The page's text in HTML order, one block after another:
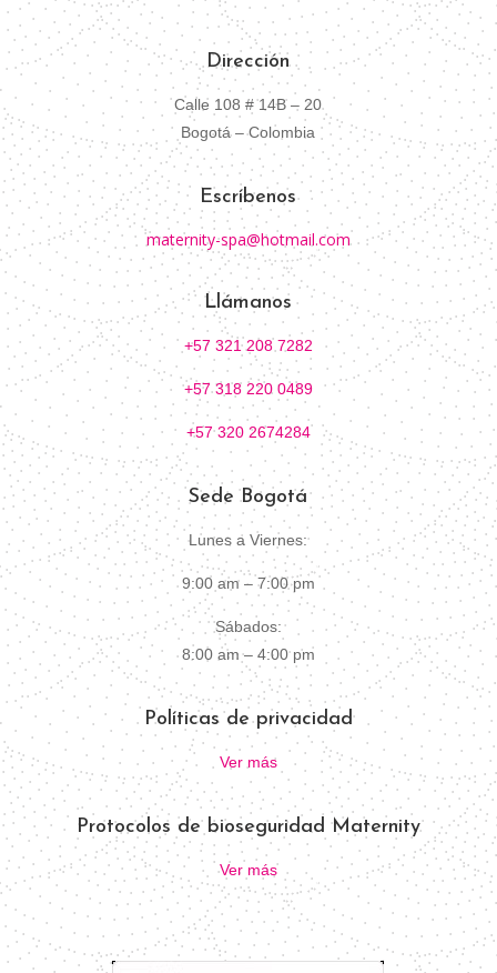
Dirección
Calle 108 # 14B – 20
Bogotá – Colombia
Escríbenos
maternity-spa@hotmail.com
Llámanos
+57 321 208 7282
+57 318 220 0489
+57 320 2674284
Sede Bogotá
Lunes a Viernes:
9:00 am – 7:00 pm
Sábados:
8:00 am – 4:00 pm
Políticas de privacidad
Ver más
Protocolos de bioseguridad Maternity
Ver más